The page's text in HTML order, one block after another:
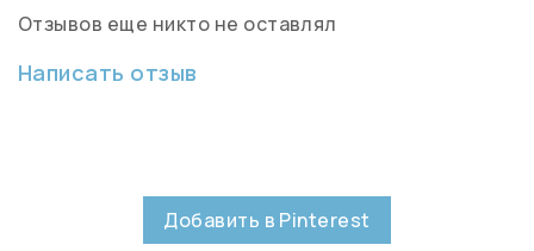
Отзывов еще никто не оставлял
Написать отзыв
Добавить в Pinterest